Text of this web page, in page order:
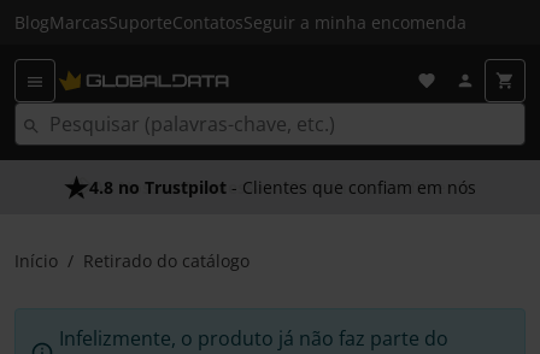
BlogMarcasSuporteContatosSeguir a minha encomenda
4.8 no Trustpilot - Clientes que confiam em nós
Início Retirado do catálogo
Infelizmente, o produto já não faz parte do